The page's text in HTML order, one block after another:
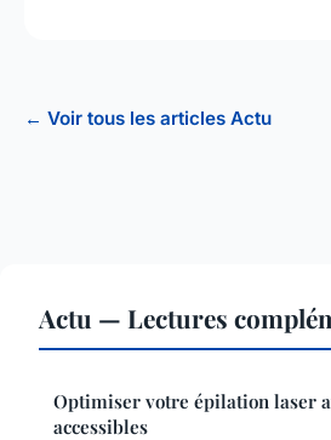
← Voir tous les articles Actu
Actu — Lectures
Optimiser votre épilation laser
accessibles